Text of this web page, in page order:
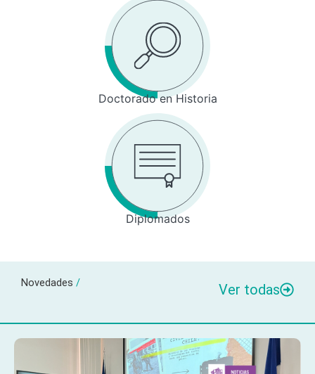
Doctorado en Historia
Diplomados
Novedades / Ver todas